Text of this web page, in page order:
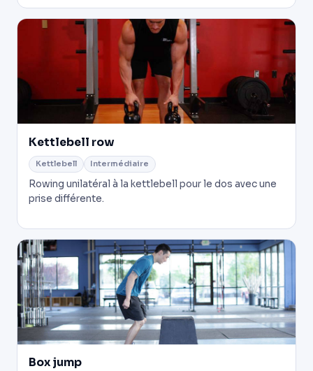
Kettlebell row
Kettlebell Intermédiaire
Rowing unilatéral à la kettlebell pour le dos avec une
prise différente.
Box jump